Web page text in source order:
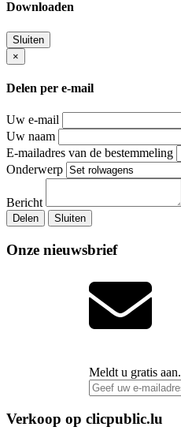
Downloaden
Sluiten
×
Delen per e-mail
Uw e-mail
Uw naam
E-mailadres van de bestemmeling
Onderwerp
Bericht
Delen Sluiten
Onze nieuwsbrief
Meldt u gratis aan.
Verkoop op clicpublic.lu